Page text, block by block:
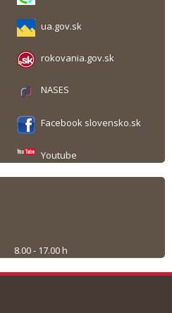
ua.gov.sk
rokovania.gov.sk
NASES
Facebook slovensko.sk
Youtube
8.00 - 17.00 h